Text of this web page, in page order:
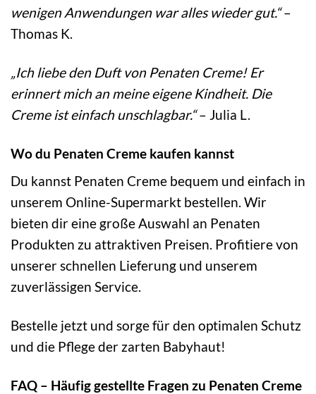
wenigen Anwendungen war alles wieder gut.“–
Thomas K.
„Ich liebe den Duft von Penaten Creme! Er
erinnert mich an meine eigene Kindheit. Die
Creme ist einfach unschlagbar.“– Julia L.
Wo du Penaten Creme kaufen kannst
Du kannst Penaten Creme bequem und einfach in
unserem Online-Supermarkt bestellen. Wir
bieten dir eine große Auswahl an Penaten
Produkten zu attraktiven Preisen. Profitiere von
unserer schnellen Lieferung und unserem
zuverlässigen Service.
Bestelle jetzt und sorge für den optimalen Schutz
und die Pflege der zarten Babyhaut!
FAQ – Häufig gestellte Fragen zu Penaten Creme